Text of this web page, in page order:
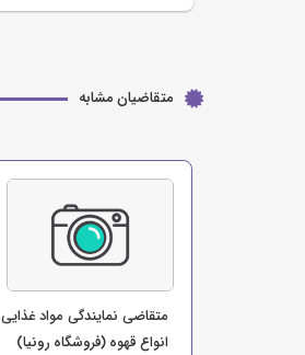
متقاضیان مشابه
متقاضی نمایندگی مواد غذایی
انواع قهوه (فروشگاه رونیا)